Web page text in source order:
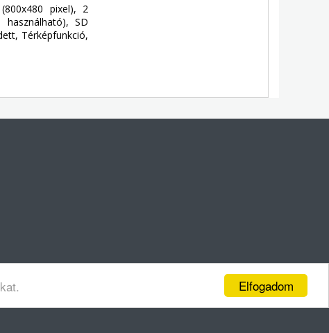
Elfogadom
pixel), 2
SD
Térképfunkció,